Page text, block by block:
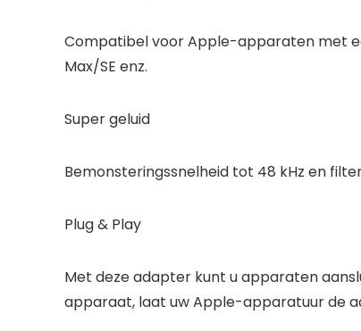
Compatibel voor Apple-apparaten met
Max/SE enz.
Super geluid
Bemonsteringssnelheid tot 48 kHz en
Plug & Play
Met deze adapter kunt u apparaten
apparaat, laat uw Apple-apparatuur de